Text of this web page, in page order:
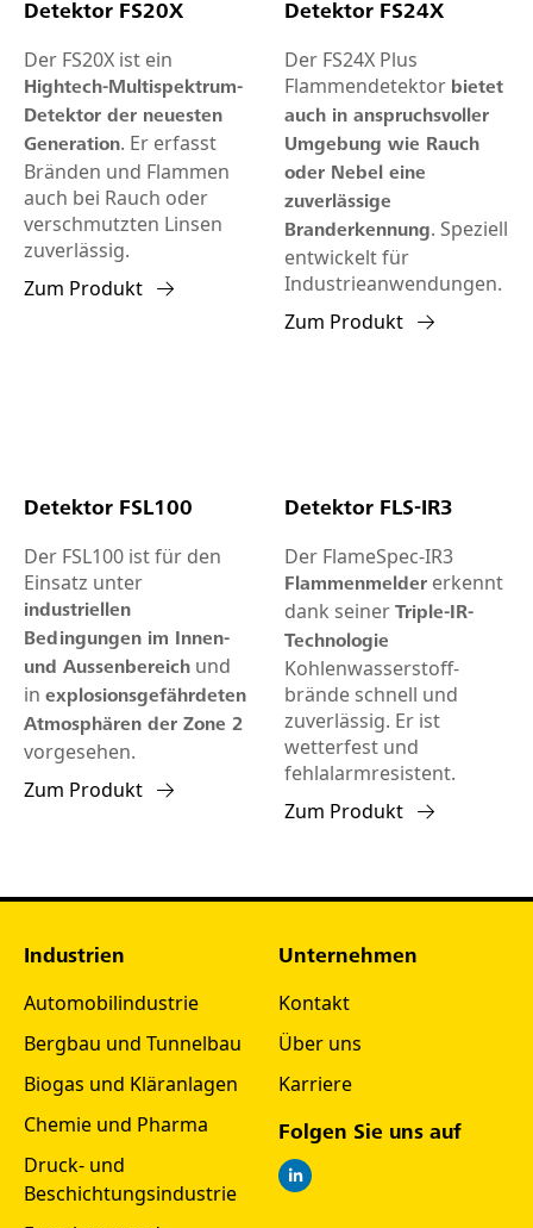
Detektor FS20X
Der FS20X ist ein
Hightech-Multispektrum-
Detektor der neuesten
Generation. Er erfasst
Bränden und Flammen
auch bei Rauch oder
verschmutzten Linsen
zuverlässig.
Zum Produkt
Detektor FS24X
Der FS24X Plus
Flammendetektor bietet
auch in anspruchsvoller
Umgebung wie Rauch
oder Nebel eine
zuverlässige
Branderkennung. Speziell
entwickelt für
Industrieanwendungen.
Zum Produkt
Detektor FSL100
Der FSL100 ist für den
Einsatz unter
industriellen
Bedingungen im Innen-
und Aussenbereich und
in explosionsgefährdeten
Atmosphären der Zone 2
vorgesehen.
Zum Produkt
Detektor FLS-IR3
Der FlameSpec-IR3
Flammenmelder erkennt
dank seiner Triple-IR-
Technologie
Kohlenwasserstoff-
brände schnell und
zuverlässig. Er ist
wetterfest und
fehlalarmresistent.
Zum Produkt
Industrien
Automobilindustrie
Bergbau und Tunnelbau
Biogas und Kläranlagen
Chemie und Pharma
Druck- und
Beschichtungsindustrie
Unternehmen
Kontakt
Über uns
Karriere
Folgen Sie uns auf